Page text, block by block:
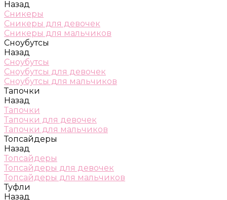
Назад
Сникеры
Сникеры для девочек
Сникеры для мальчиков
Сноубутсы
Назад
Сноубутсы
Сноубутсы для девочек
Сноубутсы для мальчиков
Тапочки
Назад
Тапочки
Тапочки для девочек
Тапочки для мальчиков
Топсайдеры
Назад
Топсайдеры
Топсайдеры для девочек
Топсайдеры для мальчиков
Туфли
Назад